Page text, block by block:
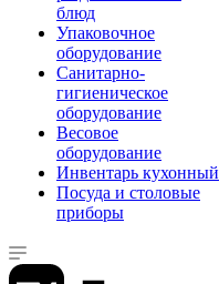
блюд
Упаковочное
оборудование
Санитарно-
гигиеническое
оборудование
Весовое
оборудование
Инвентарь кухонный
Посуда и столовые
приборы